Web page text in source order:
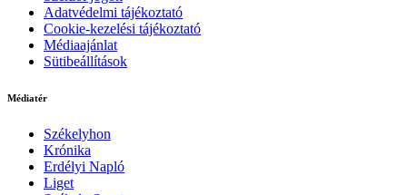
Adatvédelmi tájékoztató
Cookie-kezelési tájékoztató
Médiaajánlat
Sütibeállítások
Médiatér
Székelyhon
Krónika
Erdélyi Napló
Liget